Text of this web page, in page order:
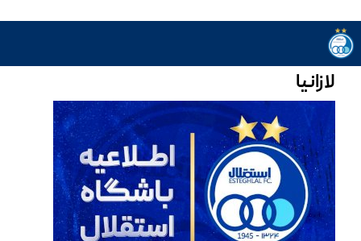
لازانیا